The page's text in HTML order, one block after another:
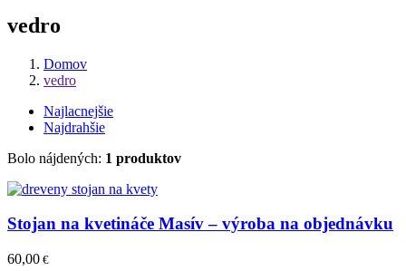
vedro
Domov
vedro
Najlacnejšie
Najdrahšie
Bolo nájdených: 1 produktov
Stojan na kvetináče Masív – výroba na objednávku
60,00 €